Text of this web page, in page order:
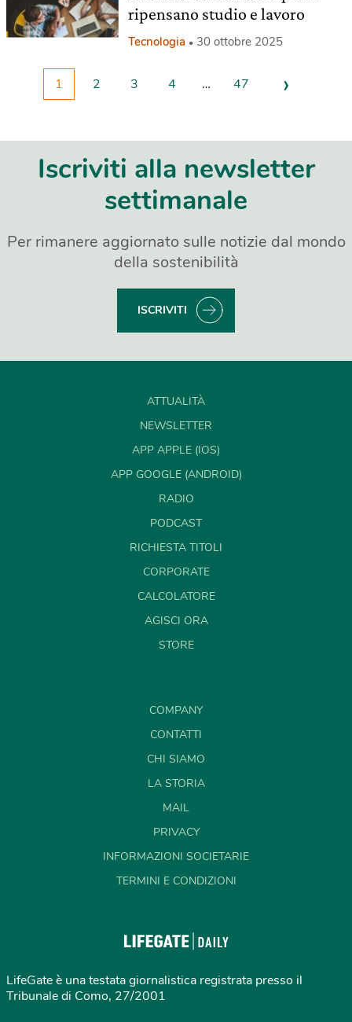
ripensano studio e lavoro
Tecnologia 30 ottobre 2025
1 2 3 4 … 47 ›
Iscriviti alla newsletter
settimanale
Per rimanere aggiornato sulle notizie dal mondo
della sostenibilità
ISCRIVITI
ATTUALITÀ
NEWSLETTER
APP APPLE (IOS)
APP GOOGLE (ANDROID)
RADIO
PODCAST
RICHIESTA TITOLI
CORPORATE
CALCOLATORE
AGISCI ORA
STORE
COMPANY
CONTATTI
CHI SIAMO
LA STORIA
MAIL
PRIVACY
INFORMAZIONI SOCIETARIE
TERMINI E CONDIZIONI
LifeGate è una testata giornalistica registrata presso il
Tribunale di Como, 27/2001